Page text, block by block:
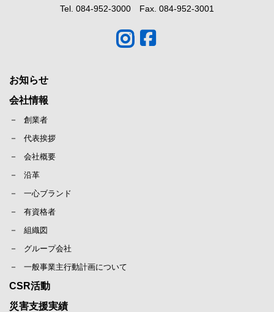
Tel. 084-952-3000 Fax. 084-952-3001
お知らせ
会社情報
創業者
代表挨拶
会社概要
沿革
一心ブランド
有資格者
組織図
グループ会社
一般事業主行動計画について
CSR活動
災害支援実績